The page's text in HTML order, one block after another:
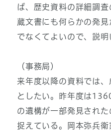
ば、歴史資料の詳細調
蔵文書にも何らかの発
でなくてよいので、説明
（事務局）
来年度以降の資料では
としたい。昨年度は
の遺構が一部発見され
捉えている。岡本弥兵